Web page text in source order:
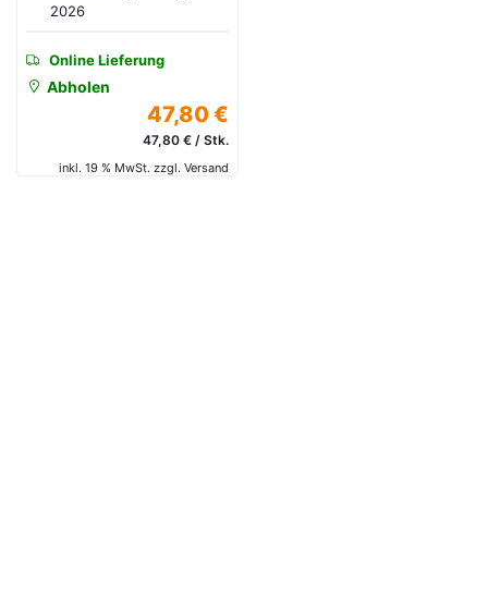
2026
Online Lieferung
Abholen
47,80 €
47,80 € / Stk.
inkl. 19 % MwSt. zzgl. Versand